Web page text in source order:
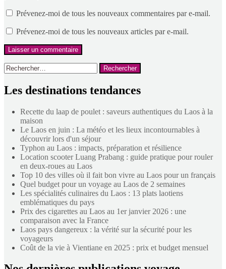
Prévenez-moi de tous les nouveaux commentaires par e-mail.
Prévenez-moi de tous les nouveaux articles par e-mail.
Rechercher :
Les destinations tendances
Recette du laap de poulet : saveurs authentiques du Laos à la
maison
Le Laos en juin : La météo et les lieux incontournables à
découvrir lors d'un séjour
Typhon au Laos : impacts, préparation et résilience
Location scooter Luang Prabang : guide pratique pour rouler
en deux-roues au Laos
Top 10 des villes où il fait bon vivre au Laos pour un français
Quel budget pour un voyage au Laos de 2 semaines
Les spécialités culinaires du Laos : 13 plats laotiens
emblématiques du pays
Prix des cigarettes au Laos au 1er janvier 2026 : une
comparaison avec la France
Laos pays dangereux : la vérité sur la sécurité pour les
voyageurs
Coût de la vie à Vientiane en 2025 : prix et budget mensuel